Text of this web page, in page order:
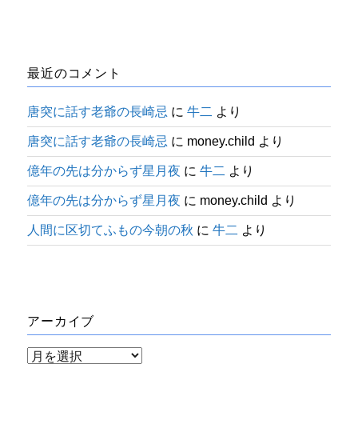
最近のコメント
唐突に話す老爺の長崎忌 に牛二 より
唐突に話す老爺の長崎忌 に money.child より
億年の先は分からず星月夜 に牛二 より
億年の先は分からず星月夜 に money.child より
人間に区切てふもの今朝の秋 に牛二 より
アーカイブ
ア